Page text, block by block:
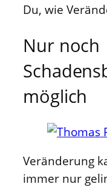
Du, wie
Nur noch
möglich
Veränderung
immer nur